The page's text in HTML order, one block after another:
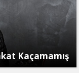
Kaçamamış